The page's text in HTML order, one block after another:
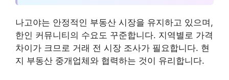
나고야는 안정적인 부동산 시장을 유지하고 있으며,
한인 커뮤니티의 수요도 꾸준합니다. 지역별로 가격
차이가 크므로 거래 전 시장 조사가 필요합니다. 현
지 부동산 중개업체와 협력하는 것이 유리합니다.